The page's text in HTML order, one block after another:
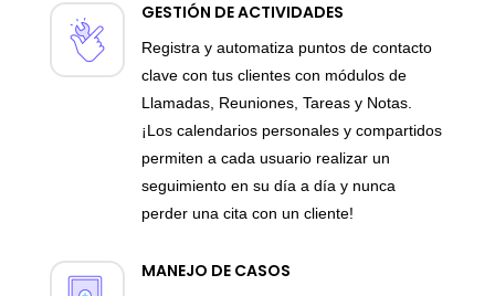
GESTIÓN DE ACTIVIDADES
Registra y automatiza puntos de contacto
clave con tus clientes con módulos de
Llamadas, Reuniones, Tareas y Notas.
¡Los calendarios personales y compartidos
permiten a cada usuario realizar un
seguimiento en su día a día y nunca
perder una cita con un cliente!
MANEJO DE CASOS